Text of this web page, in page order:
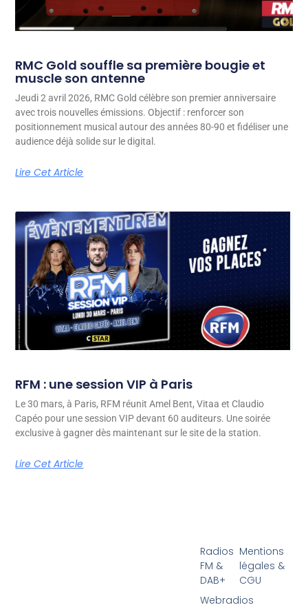
RMC Gold souffle sa première bougie et
muscle son antenne
Jeudi 2 avril 2026, RMC Gold célèbre son premier anniversaire
avec trois nouvelles émissions. Objectif : renforcer son
positionnement musical autour des années 80-90 et fidéliser une
audience déjà solide sur le digital.
Lire Cet Article
RFM : une session VIP à Paris
Le 30 mars, à Paris, RFM réunit Amel Bent, Vitaa et Claudio
Capéo pour une session VIP devant 60 auditeurs. Une soirée
exclusive à gagner dès maintenant sur le site de la station.
Lire Cet Article
Radios
FM &
DAB+
Webradios
Mentions
légales &
CGU